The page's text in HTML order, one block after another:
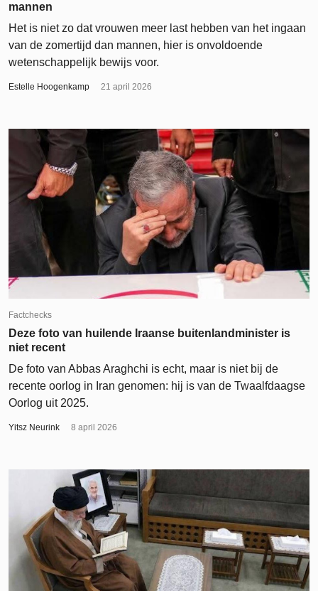
mannen
Het is niet zo dat vrouwen meer last hebben van het ingaan
van de zomertijd dan mannen, hier is onvoldoende
wetenschappelijk bewijs voor.
Estelle Hoogenkamp 21 april 2026
Factchecks
Deze foto van huilende Iraanse buitenlandminister is
niet recent
De foto van Abbas Araghchi is echt, maar is niet bij de
recente oorlog in Iran genomen: hij is van de Twaalfdaagse
Oorlog uit 2025.
Yitsz Neurink 8 april 2026